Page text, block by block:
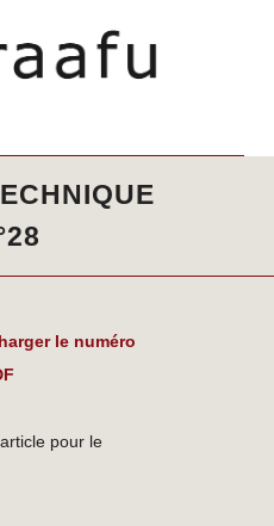
le numéro
pour le